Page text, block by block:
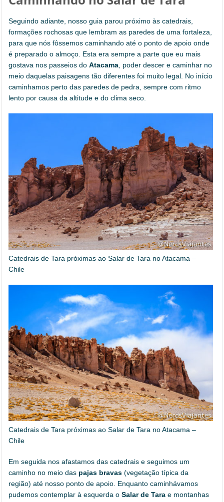
Seguindo adiante, nosso guia parou próximo às catedrais,
formações rochosas que lembram as paredes de uma fortaleza,
para que nós fôssemos caminhando até o ponto de apoio onde
é preparado o almoço. Esta era sempre a parte que eu mais
gostava nos passeios doAtacama , poder descer e caminhar no
meio daquelas paisagens tão diferentes foi muito legal. No início
caminhamos perto das paredes de pedra, sempre com ritmo
lento por causa da altitude e do clima seco.
Catedrais de Tara próximas ao Salar de Tara no Atacama –
Chile
Catedrais de Tara próximas ao Salar de Tara no Atacama –
Chile
Em seguida nos afastamos das catedrais e seguimos um
caminho no meio das pajas bravas (vegetação típica da
região) até nosso ponto de apoio. Enquanto caminhávamos
pudemos contemplar à esquerda oSalar de Tara e montanhas